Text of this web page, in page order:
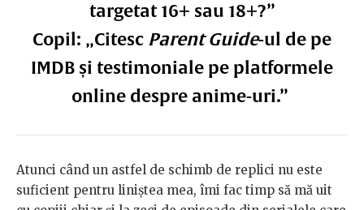
targetat 16+ sau 18+?”
Copil: „Citesc Parent Guide-ul de pe
IMDB și testimoniale pe platformele
online despre anime-uri.”
Atunci când un astfel de schimb de replici nu este
suficient pentru liniștea mea, îmi fac timp să mă uit